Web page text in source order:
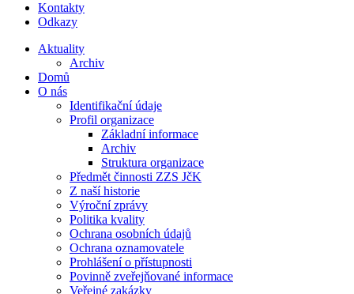
Kontakty
Odkazy
Aktuality
Archiv
Domů
O nás
Identifikační údaje
Profil organizace
Základní informace
Archiv
Struktura organizace
Předmět činnosti ZZS JčK
Z naší historie
Výroční zprávy
Politika kvality
Ochrana osobních údajů
Ochrana oznamovatele
Prohlášení o přístupnosti
Povinně zveřejňované informace
Veřejné zakázky